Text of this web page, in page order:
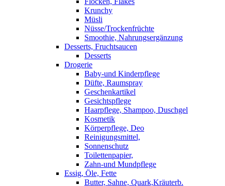
Krunchy
Müsli
Nüsse/Trockenfrüchte
Smoothie, Nahrungsergänzung
Desserts, Fruchtsaucen
Desserts
Drogerie
Baby-und Kinderpflege
Düfte, Raumspray
Geschenkartikel
Gesichtspflege
Haarpflege, Shampoo, Duschgel
Kosmetik
Körperpflege, Deo
Reinigungsmittel,
Sonnenschutz
Toilettenpapier,
Zahn-und Mundpflege
Essig, Öle, Fette
Butter, Sahne, Quark,Kräuterb.